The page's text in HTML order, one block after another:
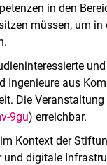
in den
müssen, um
Ingenieure aus
Die
9gu) erreichbar.
Kontext der
digitale